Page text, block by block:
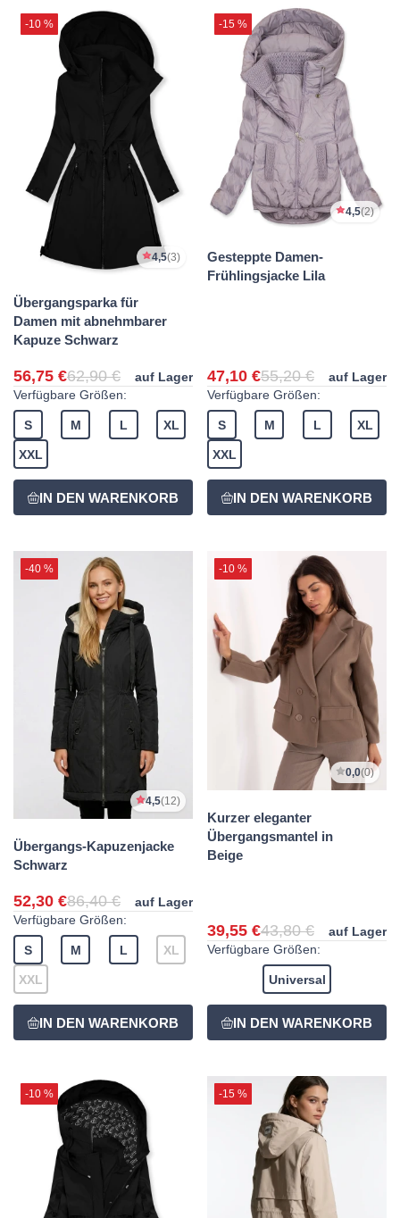
-10 %
4,5(3)
Übergangsparka für
Damen mit abnehmbarer
Kapuze Schwarz
56,75 €62,90 €
auf Lager
Verfügbare Größen:
S M L XL
XXL
-15 %
4,5(2)
Gesteppte Damen-
Frühlingsjacke Lila
47,10 €55,20 €
auf Lager
Verfügbare Größen:
S M L XL
XXL
-40 %
4,5(12)
Übergangs-Kapuzenjacke
Schwarz
52,30 €86,40 €
auf Lager
Verfügbare Größen:
S M L XL
XXL
-10 %
0,0(0)
Kurzer eleganter
Übergangsmantel in
Beige
39,55 €43,80 €
auf Lager
Verfügbare Größen:
Universal
-10 % -15 %